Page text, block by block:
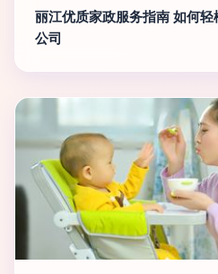
丽江优质家政服务指南 如何
公司